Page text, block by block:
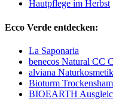
Hautpflege im Herbst
Ecco Verde entdecken:
La Saponaria
benecos Natural CC
alviana
Bioturm
BIOEARTH